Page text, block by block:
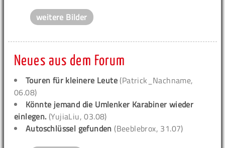
weitere Bilder
Neues aus dem Forum
Touren für kleinere Leute (Patrick_Nachname,
06.08)
Könnte jemand die Umlenker Karabiner wieder
einlegen. (YujiaLiu, 03.08)
Autoschlüssel gefunden (Beeblebrox, 31.07)